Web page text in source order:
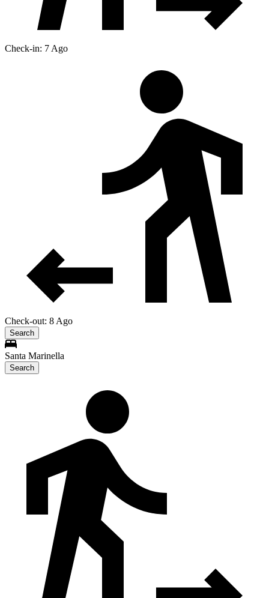
Check-in: 7 Ago
Check-out: 8 Ago
Search
Santa Marinella
Search